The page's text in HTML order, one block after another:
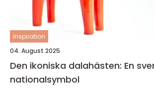
inspiration
04. August 2025
Den ikoniska dalahästen: En
nationalsymbol